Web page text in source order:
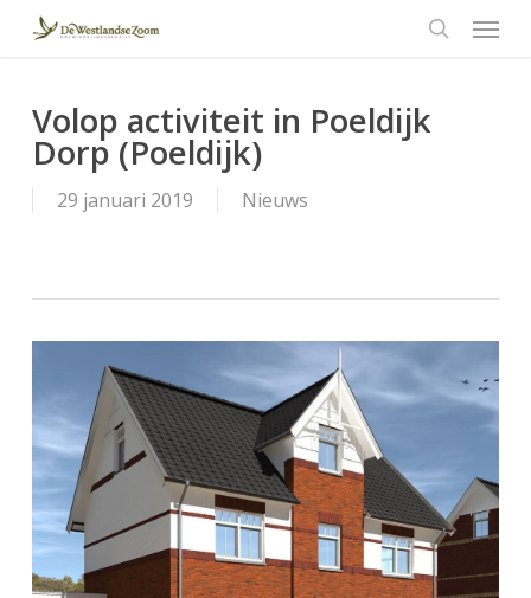
content
Menu
Volop activiteit in Poeldijk
Dorp (Poeldijk)
29 januari 2019 Nieuws